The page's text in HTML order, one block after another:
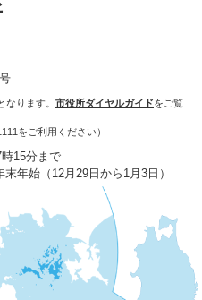
ります。 市役所ダイヤルガイドをご覧
をご利用ください）
15分まで
年始（12月29日から1月3日）